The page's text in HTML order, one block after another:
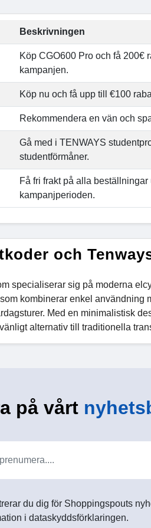
Beskrivningen
Köp CGO600 Pro och få 200€
kampanjen.
Köp nu och få upp till €100
Rekommendera en vän och
Gå med i TENWAYS
studentförmåner.
Få fri frakt på alla
kampanjperioden.
och
specialiserar sig på moderna
kombinerar enkel
Med en minimalistisk
alternativ till traditionella
på vårt
du dig för Shoppingspouts
i dataskyddsförklaringen.